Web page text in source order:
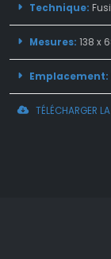
Technique:
Mesures: 138 x
Emplacement:
TÉLÉCHARGER